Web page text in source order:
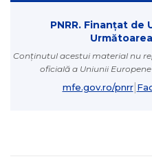
PNRR. Finanțat de
Conținutul acestui material nu
oficială a Uniunii
mfe.gov.ro/pnrr|